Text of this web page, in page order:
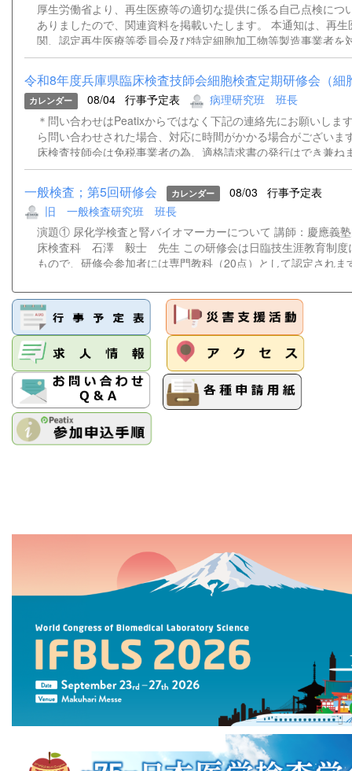
厚生労働省より、再生医療等の適切な提供に係る自己点検につ
ありましたので、関連資料を掲載いたします。 本通知は、再
関、認定再生医療等委員会及び特定細胞加工物等製造事業者を
基づく再生医療等の適切な提供体制について自己点検を実施し
置を講じるよう求めるものです。 詳細につきましては、添付
さい。 通知事務連絡（別記団体宛）.pdf 再生医療等の適切な
検について（依頼）.pdf
令和8年度兵庫県臨床検査技師会細胞検査定期研修会（細
カレンダー 08/04 行事予定表
病理研究班 班長
＊問い合わせはPeatixからではなく下記の連絡先にお願いし
ら問い合わせされた場合、対応に時間がかかる場合がございま
床検査技師会は免税事業者の為、適格請求書の発行はでき兼
いただきますようお願い申し上げます。 ＊登録時にご記入い
ルアドレスあてに、資料（ある場合）および当日、Peatixより
能性があるため、ZOOMのウェビナー招致を送らせていただき
メールアドレスをご記入いただけない場合は、資料や招致メー
出来ません。当日の対応は出来かねますことをご了承ください。 連絡先
県臨床検査技師会病理・細胞研究班班長今川 奈央子Tel：
一般検査；第5回研修会 カレンダー 08/03
行事予定表
旧 一般検査研究班 班長
演題① 尿化学検査と腎バイオマーカーについて 講師：慶應義
床検査科 石澤 毅士 先生 この研修会は日臨技生涯教育制度
もので、研修会参加者には専門教科（20点）として認定され
はご遠慮ください。 【問合せ先】学術部 一般検査研究班
兵庫県立はりま姫路総合医療センター検査部 TEL 079-
nakasimaamag@gmail.com